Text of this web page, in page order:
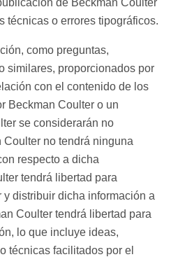
técnicas o errores tipográficos.
como preguntas,
similares, proporcionados por
con el contenido de los
Beckman Coulter o un
se considerarán no
no tendrá ninguna
respecto a dicha
tendrá libertad para
y distribuir dicha información a
Coulter tendrá libertad para
lo que incluye ideas,
técnicas facilitados por el